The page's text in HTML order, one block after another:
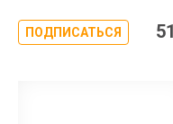
ПОДПИСАТЬСЯ 51